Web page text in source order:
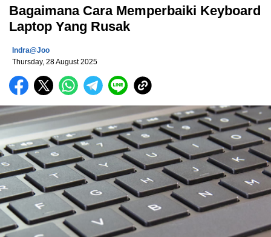
Bagaimana Cara Memperbaiki Keyboard
Laptop Yang Rusak
Indra@joo
Thursday, 28 August 2025